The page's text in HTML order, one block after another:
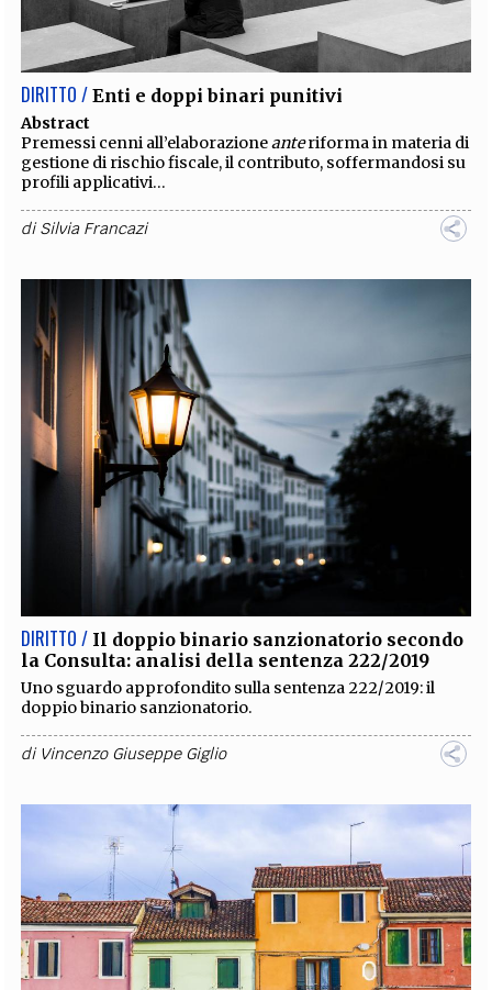
EXTRA
CODICI RUBRICHE LIBRI PROCEEDINGS PUBBLICITÀ CONTATTI
SOCIAL MEDIA
DIRITTO / Enti e doppi binari punitivi
Abstract
Premessi cenni all’elaborazioneanteriforma in materia di
gestione di rischio fiscale, il contributo, soffermandosi su
profili applicativi...
diSilvia Francazi
DIRITTO / Il doppio binario sanzionatorio secondo
la Consulta: analisi della sentenza 222/2019
Uno sguardo approfondito sulla sentenza 222/2019: il
doppio binario sanzionatorio.
di Vincenzo Giuseppe Giglio